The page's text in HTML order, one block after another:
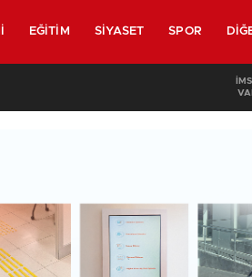
EĞITIM SIYASET SPOR